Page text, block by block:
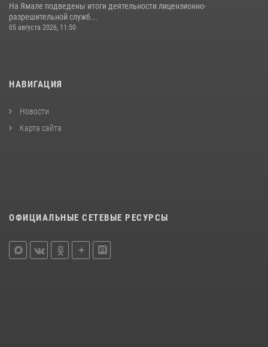
На Ямале подведены итоги деятельности лицензионно-
разрешительной служб...
05 августа 2026, 11:50
НАВИГАЦИЯ
Новости
Карта сайта
ОФИЦИАЛЬНЫЕ СЕТЕВЫЕ РЕСУРСЫ